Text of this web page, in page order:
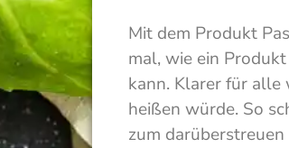
Mit dem Produkt
mal, wie ein
kann. Klarer für alle
heißen würde. So
zum